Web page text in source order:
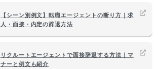
【シーン別例文】転職エージェントの断り方｜求
人・面接・内定の辞退方法
リクルートエージェントで面接辞退する方法｜マ
ナーと例文も紹介